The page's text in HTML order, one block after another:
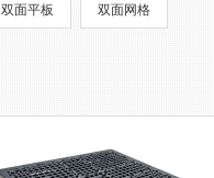
双面平板 双面网格